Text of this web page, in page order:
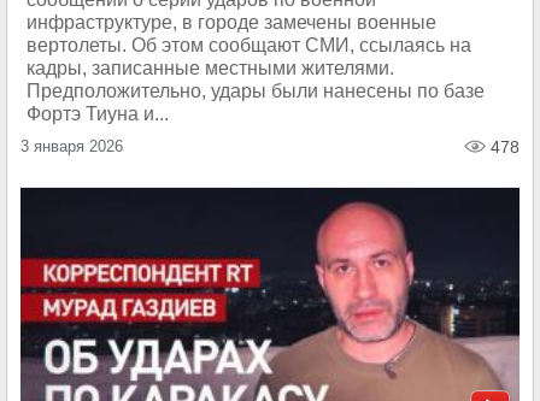
инфраструктуре, в городе замечены военные
вертолеты. Об этом сообщают СМИ, ссылаясь на
кадры, записанные местными жителями.
Предположительно, удары были нанесены по базе
Фортэ Тиуна и...
3 января 2026 478